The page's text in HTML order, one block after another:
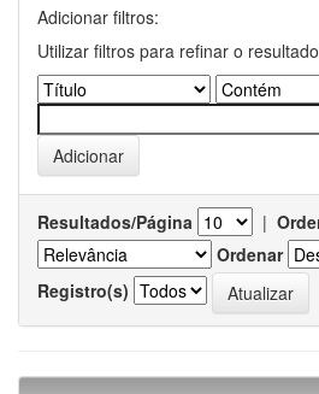
Adicionar filtros:
Utilizar filtros para refinar o
Resultados/Página |
Ordenar
Registro(s)